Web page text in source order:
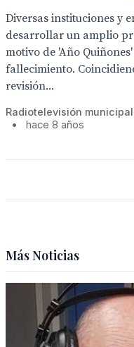
Diversas instituciones y
desarrollar un amplio
motivo de 'Año
fallecimiento.
revisión...
Radiotelevisión
•
hace 8 años
Más Noticias